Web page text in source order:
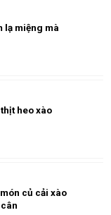
lạ miệng mà
heo xào
củ cải xào